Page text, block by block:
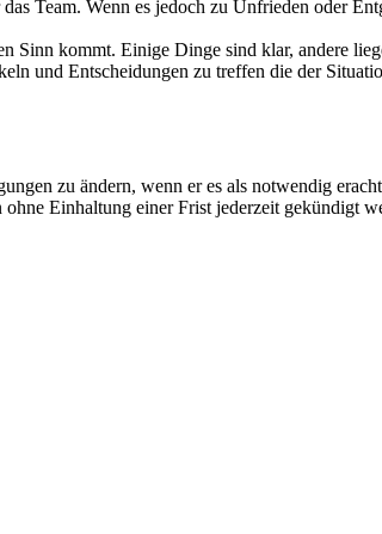
Team. Wenn es jedoch zu Unfrieden oder
Sinn kommt. Einige Dinge sind klar, andere
und Entscheidungen zu treffen die der
zu ändern, wenn er es als notwendig
Einhaltung einer Frist jederzeit gekündigt